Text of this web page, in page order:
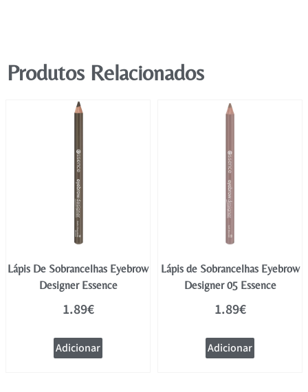
Produtos Relacionados
Lápis De Sobrancelhas Eyebrow
Designer Essence
1.89€
Adicionar
Lápis de Sobrancelhas Eyebrow
Designer 05 Essence
1.89€
Adicionar